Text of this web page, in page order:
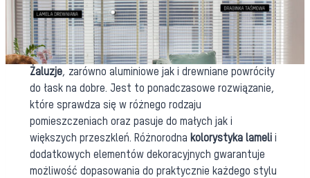
Żaluzje, zarówno aluminiowe jak i drewniane powróciły
do łask na dobre. Jest to ponadczasowe rozwiązanie,
które sprawdza się w różnego rodzaju
pomieszczeniach oraz pasuje do małych jak i
większych przeszkleń. Różnorodna kolorystyka lamelii
dodatkowych elementów dekoracyjnych gwarantuje
możliwość dopasowania do praktycznie każdego stylu